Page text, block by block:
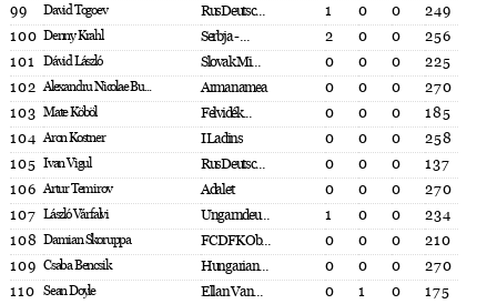
99
David Togoev RusDeutsc... 1 0 0
249
100 Denny Krahl Serbja - ... 2 0 0
256
101 Dávid László Slovak Mi... 0 0 0
225
102 Alexandru Nicolae Bu... Armanamea 0 0 0
270
103 Mate Köböl Felvidék... 0 0 0
185
104 Aron Kostner I Ladins 0 0 0
258
105 Ivan Vigul RusDeutsc... 0 0 0
137
106 Artur Temirov Adalet 0 0 0
270
107 László Várfalvi Ungarndeu... 1 0 0
234
108 Damian Skoruppa FC DFK Ob... 0 0 0
210
109 Csaba Bencsik Hungarian... 0 0 0
270
110 Sean Doyle Ellan Van... 0 1 0
175